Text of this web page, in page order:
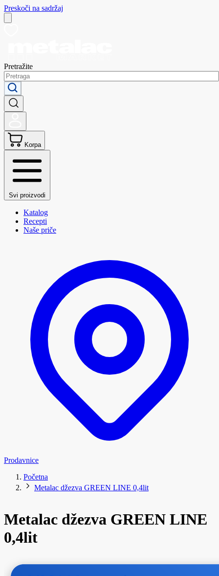
Preskoči na sadržaj
Pretražite
Korpa
Svi proizvodi
Katalog
Recepti
Naše priče
Prodavnice
Početna
Metalac džezva GREEN LINE 0,4lit
Metalac džezva GREEN LINE
0,4lit